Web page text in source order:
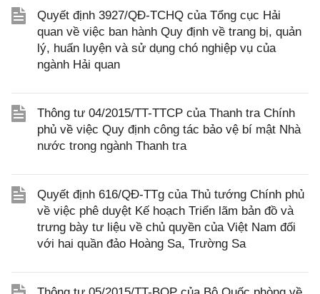
Quyết định 3927/QĐ-TCHQ của Tổng cục Hải
quan về việc ban hành Quy định về trang bị, quản
lý, huấn luyện và sử dụng chó nghiệp vụ của
ngành Hải quan
Thông tư 04/2015/TT-TTCP của Thanh tra Chính
phủ về việc Quy định công tác bảo vệ bí mật Nhà
nước trong ngành Thanh tra
Quyết định 616/QĐ-TTg của Thủ tướng Chính phủ
về việc phê duyệt Kế hoạch Triển lãm bản đồ và
trưng bày tư liệu về chủ quyền của Việt Nam đối
với hai quần đảo Hoàng Sa, Trường Sa